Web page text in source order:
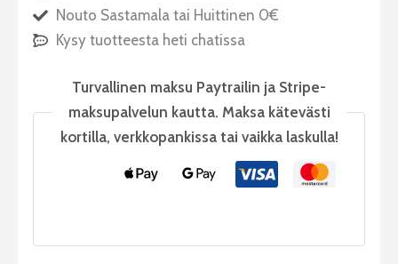
Nouto Sastamala tai Huittinen 0€
Kysy tuotteesta heti chatissa
Turvallinen maksu Paytrailin ja Stripe-
maksupalvelun kautta. Maksa kätevästi
kortilla, verkkopankissa tai vaikka laskulla!